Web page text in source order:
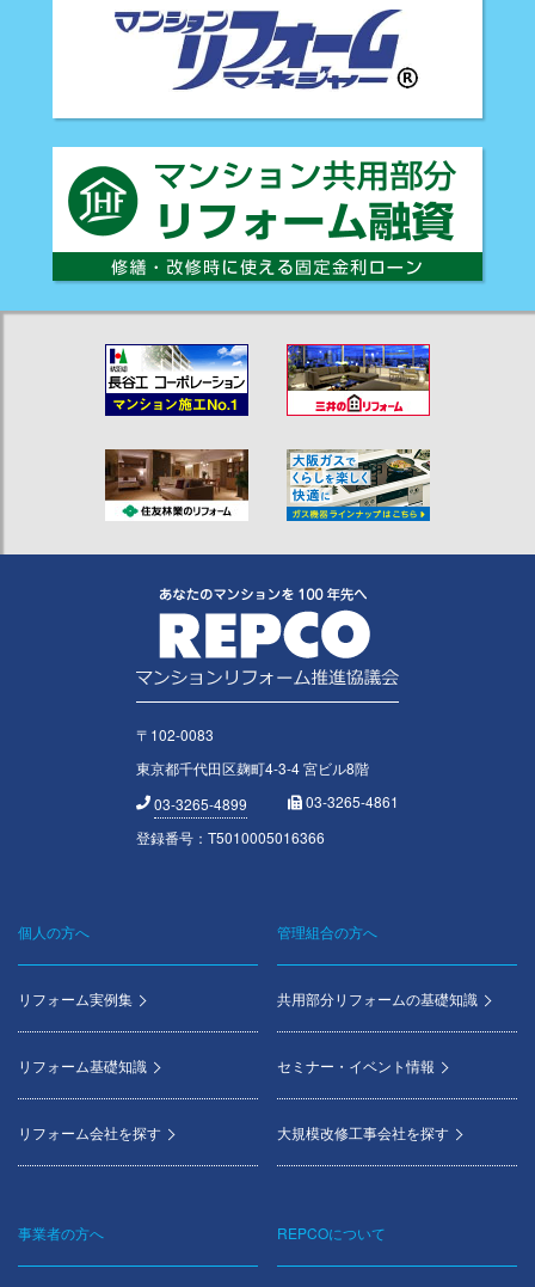
〒102-0083
東京都千代田区麹町4-3-4 宮ビル8階
03-3265-4899
03-3265-4861
登録番号：T5010005016366
Footer
menu
個人の方へ
リフォーム実例集
リフォーム基礎知識
リフォーム会社を探す
管理組合の方へ
共用部分リフォームの基礎知識
セミナー・イベント情報
大規模改修工事会社を探す
事業者の方へ REPCOについて